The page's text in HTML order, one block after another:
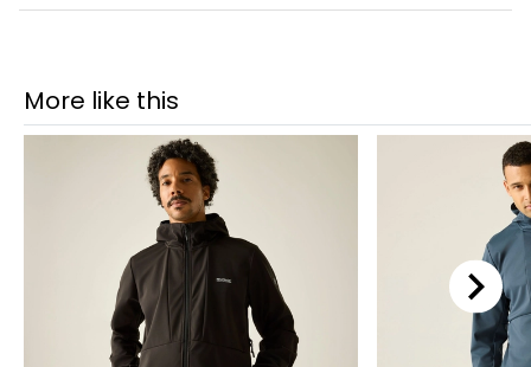
More like this